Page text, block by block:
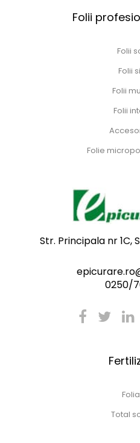
Folii
Folii
Folii
Folii
Folii
Folie
Str. Principala nr 1C,
0250/
Total